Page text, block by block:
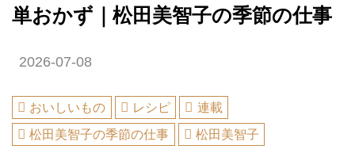
単おかず｜松田美智子の季節の仕事
2026-07-08
おいしいもの レシピ
連載
松田美智子の季節の仕事
松田美智子